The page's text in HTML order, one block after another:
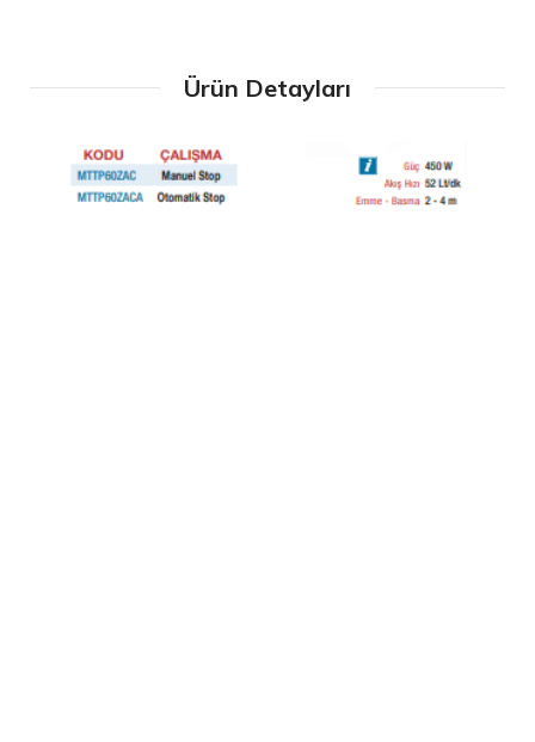
Ürün Detayları